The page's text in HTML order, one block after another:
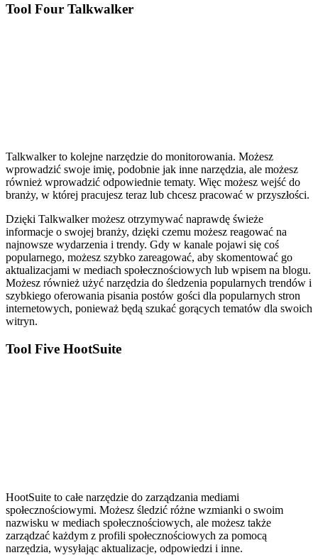
Tool Four Talkwalker
Talkwalker to kolejne narzędzie do monitorowania. Możesz
wprowadzić swoje imię, podobnie jak inne narzędzia, ale możesz
również wprowadzić odpowiednie tematy. Więc możesz wejść do
branży, w której pracujesz teraz lub chcesz pracować w przyszłości.
Dzięki Talkwalker możesz otrzymywać naprawdę świeże
informacje o swojej branży, dzięki czemu możesz reagować na
najnowsze wydarzenia i trendy. Gdy w kanale pojawi się coś
popularnego, możesz szybko zareagować, aby skomentować go
aktualizacjami w mediach społecznościowych lub wpisem na blogu.
Możesz również użyć narzędzia do śledzenia popularnych trendów i
szybkiego oferowania pisania postów gości dla popularnych stron
internetowych, ponieważ będą szukać gorących tematów dla swoich
witryn.
Tool Five HootSuite
HootSuite to całe narzędzie do zarządzania mediami
społecznościowymi. Możesz śledzić różne wzmianki o swoim
nazwisku w mediach społecznościowych, ale możesz także
zarządzać każdym z profili społecznościowych za pomocą
narzędzia, wysyłając aktualizacje, odpowiedzi i inne.